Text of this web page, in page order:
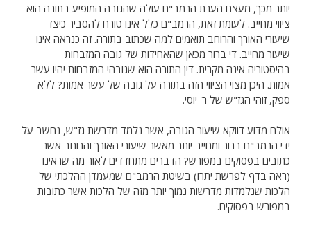
יותר מכך, מעצם הערת הרמב"ם עולה שהגובה המופיע בתורה הוא
ציווי מחייב. לעומת זאת, הרמב"ם כלל אינו טורח להסביר כיצד
שיעורי האורך והרוחב תואמים למה שכתוב בתורה. זה כנראה אינו
שיעור מחייב. די ברור מכאן שהאחידות של גובה המזבחות
בהיסטוריה אינה מקרית. דין התורה הוא שגובהי המזבחות יהיו עשר
אמות. היכן מצוי הציווי הזה בתורה על גובה של עשר אמות? ללא
ספק, זוהי הגז"ש של ר' יוסי.
אולם מדוע דווקא שיעור הגובה, אשר נלמד מדרשת גז"ש, נחשב על
ידי הרמב"ם ברור ומחייב יותר מאשר שיעורי האורך והרוחב אשר
כתובים בפסוקים במפורש? הדברים מתחדדים לאור מה שראינו
(ראה בדף לפרשת יתרו) בשיטת הרמב"ם שמעמדן ההלכתי של
הלכות שנלמדות מדרשות נמוך יותר מזה של הלכות אשר כתובות
במפורש בפסוקים.